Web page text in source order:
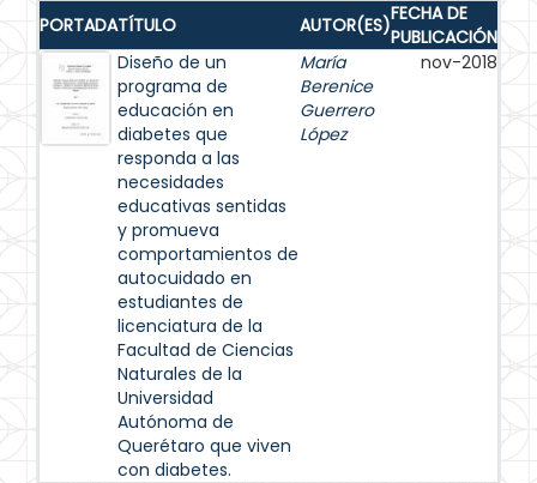
PORTADATÍTULO AUTOR(ES)FECHA DE
PUBLICACIÓN
Diseño de un
programa de
educación en
diabetes que
responda a las
necesidades
educativas sentidas
y promueva
comportamientos de
autocuidado en
estudiantes de
licenciatura de la
Facultad de Ciencias
Naturales de la
Universidad
Autónoma de
Querétaro que viven
con diabetes.
María
Berenice
Guerrero
López
nov-2018